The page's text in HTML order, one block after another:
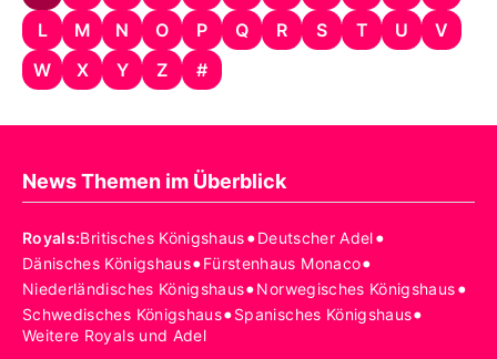
Alle Themen auf Promiflash
Redaktionelle Richtlinien
Impressum
Datenschutzerklärung
Nutzungsbedingungen
L
M N O P Q R S T U
V
W
X Y Z #
News Themen im Überblick
Royals:Britisches Königshaus•Deutscher Adel•
Dänisches Königshaus•Fürstenhaus Monaco•
Niederländisches Königshaus•Norwegisches Königshaus•
Schwedisches Königshaus•Spanisches Königshaus•
Weitere Royals und Adel